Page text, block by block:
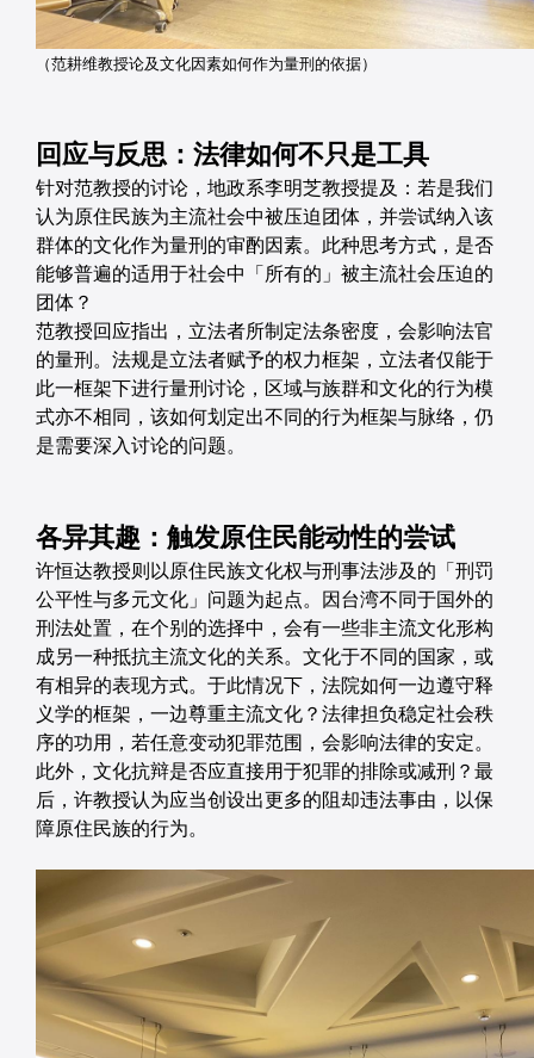
（范耕维教授论及文化因素如何作为量刑的依据）
回应与反思：法律如何不只是工具
针对范教授的讨论，地政系李明芝教授提及：若是我们
认为原住民族为主流社会中被压迫团体，并尝试纳入该
群体的文化作为量刑的审酌因素。此种思考方式，是否
能够普遍的适用于社会中「所有的」被主流社会压迫的
团体？
范教授回应指出，立法者所制定法条密度，会影响法官
的量刑。法规是立法者赋予的权力框架，立法者仅能于
此一框架下进行量刑讨论，区域与族群和文化的行为模
式亦不相同，该如何划定出不同的行为框架与脉络，仍
是需要深入讨论的问题。
各异其趣：触发原住民能动性的尝试
许恒达教授则以原住民族文化权与刑事法涉及的「刑罚
公平性与多元文化」问题为起点。因台湾不同于国外的
刑法处置，在个别的选择中，会有一些非主流文化形构
成另一种抵抗主流文化的关系。文化于不同的国家，或
有相异的表现方式。于此情况下，法院如何一边遵守释
义学的框架，一边尊重主流文化？法律担负稳定社会秩
序的功用，若任意变动犯罪范围，会影响法律的安定。
此外，文化抗辩是否应直接用于犯罪的排除或减刑？最
后，许教授认为应当创设出更多的阻却违法事由，以保
障原住民族的行为。